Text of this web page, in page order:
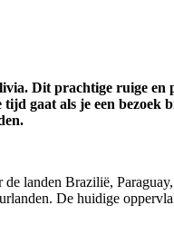
Dit prachtige ruige en
gaat als je een bezoek
landen Brazilië,
De huidige